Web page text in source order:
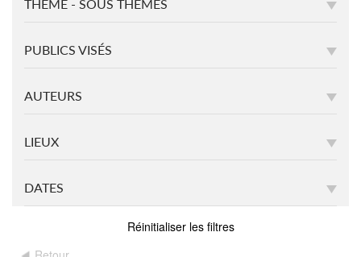
THÈME - SOUS THÈMES
PUBLICS VISÉS
AUTEURS
LIEUX
DATES
Réinitialiser les filtres